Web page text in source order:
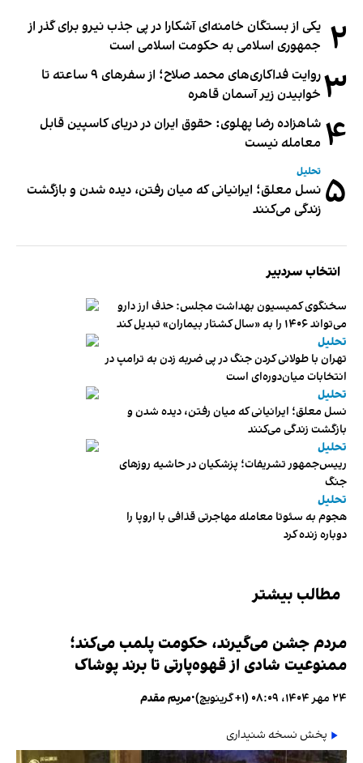
۲ یکی از بستگان خامنه‌ای آشکارا در پی جذب نیرو برای گذر از
جمهوری اسلامی به حکومت اسلامی است
۳
روایت فداکاری‌های محمد صلاح؛ از سفرهای ۹ ساعته تا
خوابیدن زیر آسمان قاهره
۴ شاهزاده رضا پهلوی: حقوق ایران در دریای کاسپین قابل
معامله نیست
۵ تحلیل
نسل معلق؛ ایرانیانی که میان رفتن، دیده شدن و بازگشت
زندگی می‌کنند
انتخاب سردبیر
سخنگوی کمیسیون بهداشت مجلس: حذف ارز دارو
می‌تواند ۱۴۰۶ را به «سال کشتار بیماران» تبدیل کند
تحلیل
تهران با طولانی کردن جنگ در پی ضربه زدن به ترامپ در
انتخابات میان‌دوره‌ای است
تحلیل
نسل معلق؛ ایرانیانی که میان رفتن، دیده شدن و
بازگشت زندگی می‌کنند
تحلیل
رییس‌جمهور تشریفات؛ پزشکیان در حاشیه روزهای
جنگ
تحلیل
هجوم به سئوتا معامله مهاجرتی قذافی با اروپا را
دوباره زنده کرد
مطالب بیشتر
مردم جشن می‌گیرند، حکومت پلمب می‌کند؛
ممنوعیت شادی از قهوه‌پارتی تا برند پوشاک
۲۴ مهر ۱۴۰۴، ۰۸:۰۹ (‎+۱ گرینویچ) •مریم مقدم
پخش نسخه شنیداری